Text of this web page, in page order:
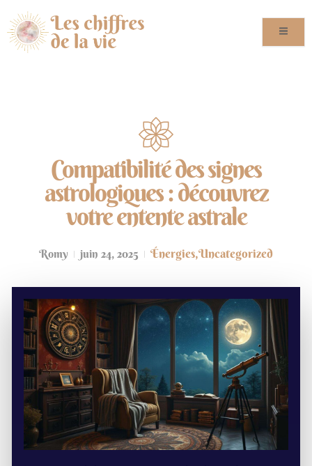
Compatibilité des signes
astrologiques : découvrez
votre entente astrale
Romy juin 24, 2025 Énergies,Uncategorized